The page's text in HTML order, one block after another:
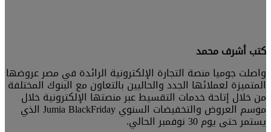
كتب أشرف محمد
واصلت جوميا منصة التجارة الإلكترونية الرائدة في مصر عروضها
المتميزة لعملائها الجدد والحاليين بالتعاون مع البنوك المختلفة
من خلال إتاحة خدمات التقسيط عبر منصتها الإلكترونية خلال
موسم العروض والتخفيضات السنوي Jumia BlackFriday الذي
يستمر حتى يوم 30 نوفمبر الحالي.